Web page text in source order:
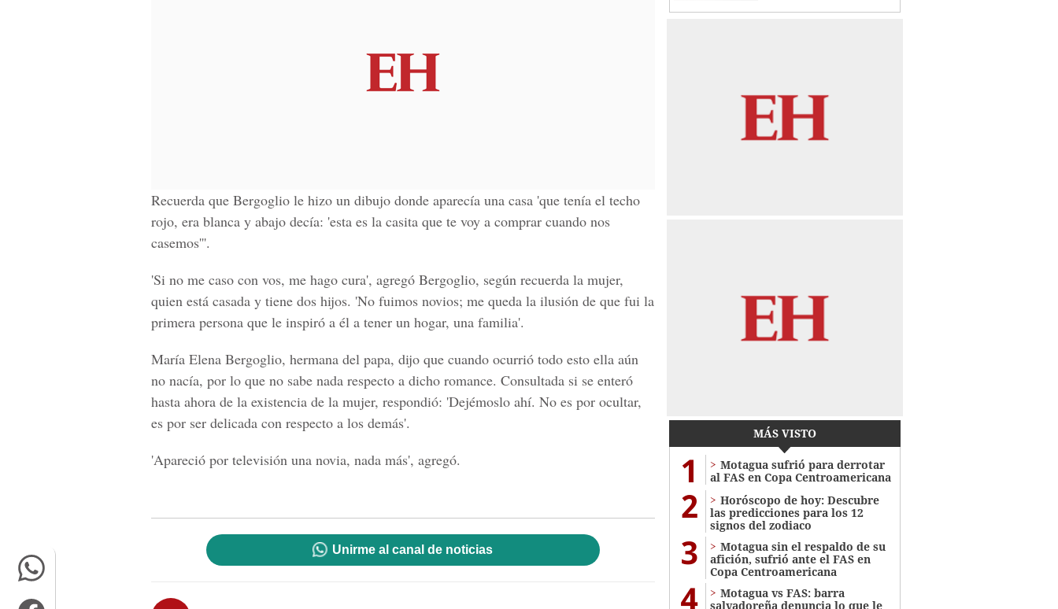
Recuerda que Bergoglio le hizo un dibujo donde aparecía una casa 'que tenía el techo
rojo, era blanca y abajo decía: 'esta es la casita que te voy a comprar cuando nos
casemos'''.
'Si no me caso con vos, me hago cura', agregó Bergoglio, según recuerda la mujer,
quien está casada y tiene dos hijos. 'No fuimos novios; me queda la ilusión de que fui la
primera persona que le inspiró a él a tener un hogar, una familia'.
María Elena Bergoglio, hermana del papa, dijo que cuando ocurrió todo esto ella aún
no nacía, por lo que no sabe nada respecto a dicho romance. Consultada si se enteró
hasta ahora de la existencia de la mujer, respondió: 'Dejémoslo ahí. No es por ocultar,
es por ser delicada con respecto a los demás'.
'Apareció por televisión una novia, nada más', agregó.
Unirme al canal de noticias
MÁS VISTO
1
Motagua sufrió para derrotar
al FAS en Copa Centroamericana
2
Horóscopo de hoy: Descubre
las predicciones para los 12
signos del zodiaco
3
Motagua sin el respaldo de su
afición, sufrió ante el FAS en
Copa Centroamericana
4
Motagua vs FAS: barra
salvadoreña denuncia lo que le